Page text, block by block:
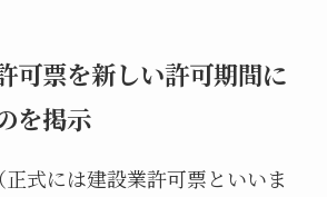
可票を新しい許可期間に
を掲示
式には建設業許可票といいま